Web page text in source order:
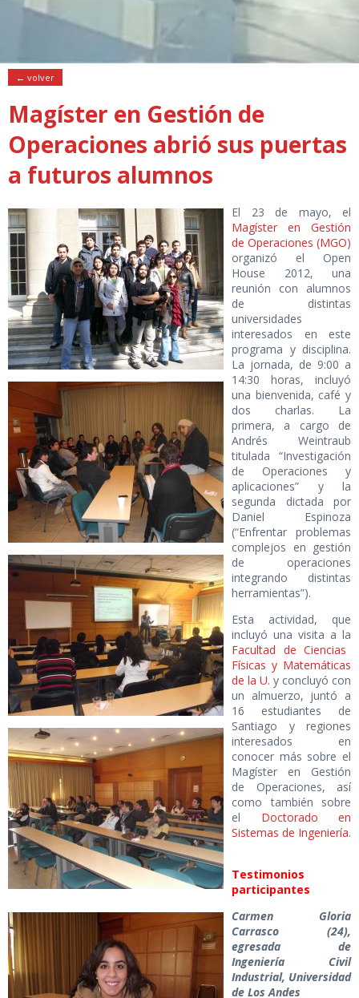
← volver
Magíster en Gestión de
Operaciones abrió sus puertas
a futuros alumnos
El 23 de mayo, el
Magíster en Gestión
de Operaciones (MGO)
organizó el Open
House 2012, una
reunión con alumnos
de distintas
universidades
interesados en este
programa y disciplina.
La jornada, de 9:00 a
14:30 horas, incluyó
una bienvenida, café y
dos charlas. La
primera, a cargo de
Andrés Weintraub
titulada “Investigación
de Operaciones y
aplicaciones” y la
segunda dictada por
Daniel Espinoza
(“Enfrentar problemas
complejos en gestión
de operaciones
integrando distintas
herramientas”).
Esta actividad, que
incluyó una visita a la
Facultad de Ciencias
Físicas y Matemáticas
de la U. y concluyó con
un almuerzo, juntó a
16 estudiantes de
Santiago y regiones
interesados en
conocer más sobre el
Magíster en Gestión
de Operaciones, así
como también sobre
el Doctorado en
Sistemas de Ingeniería.
Testimonios
participantes
Carmen Gloria
Carrasco (24),
egresada de
Ingeniería Civil
Industrial, Universidad
de Los Andes